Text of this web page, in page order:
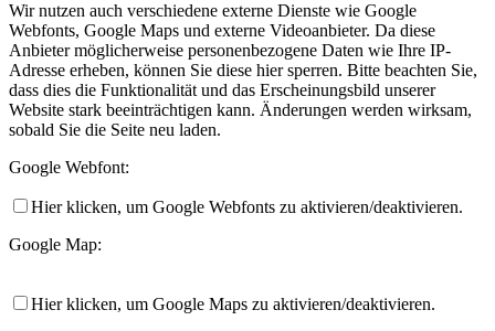
Wir nutzen auch verschiedene externe Dienste wie Google
Webfonts, Google Maps und externe Videoanbieter. Da diese
Anbieter möglicherweise personenbezogene Daten wie Ihre IP-
Adresse erheben, können Sie diese hier sperren. Bitte beachten Sie,
dass dies die Funktionalität und das Erscheinungsbild unserer
Website stark beeinträchtigen kann. Änderungen werden wirksam,
sobald Sie die Seite neu laden.
Google Webfont:
Hier klicken, um Google Webfonts zu aktivieren/deaktivieren.
Google Map:
Hier klicken, um Google Maps zu aktivieren/deaktivieren.